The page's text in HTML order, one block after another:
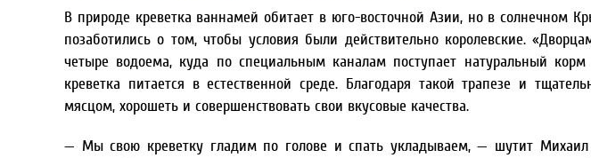
В природе креветка ваннамей обитает в юго-восточной Азии, но в солнечном
позаботились о том, чтобы условия были действительно королевские.
четыре водоема, куда по специальным каналам поступает натуральный
креветка питается в естественной среде. Благодаря такой трапезе и
мясцом, хорошеть и совершенствовать свои вкусовые качества.
— Мы свою креветку гладим по голове и спать укладываем, — шутит Михаил